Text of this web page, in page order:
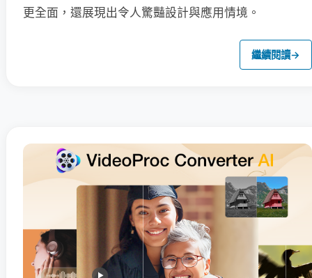
更全面，還展現出令人驚豔設計與應用情境。
繼續閱讀→